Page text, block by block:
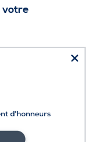
votre